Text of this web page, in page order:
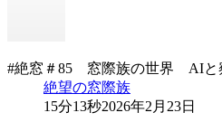
#絶窓＃85 窓際族の世界 AIと
絶望の窓際族
15分13秒2026年2月23日